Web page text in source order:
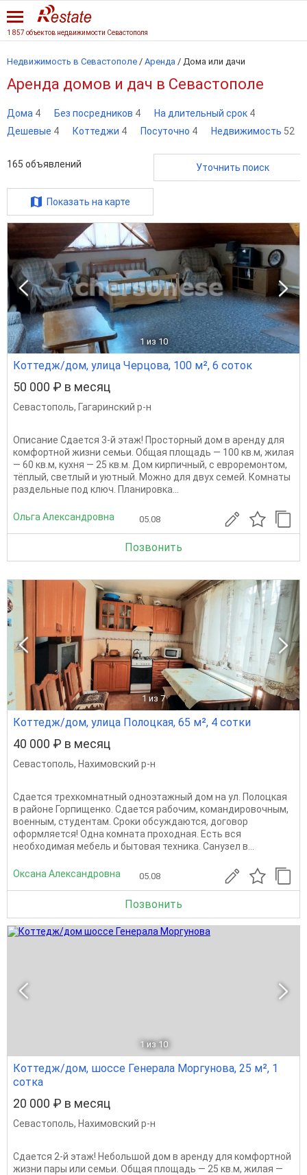
1 857 объектов недвижимости Севастополя
Недвижимость в Севастополе / Аренда / Дома или дачи
Аренда домов и дач в Севастополе
Дома 4 Без посредников 4 На длительный срок 4
Дешевые 4 Коттеджи 4 Посуточно 4 Недвижимость 52
165 объявлений Уточнить поиск
Показать на карте
1 из 10
Коттедж/дом, улица Черцова, 100 м², 6 соток
50 000 ₽ в месяц
Севастополь, Гагаринский р-н
Описание Сдается 3-й этаж! Просторный дом в аренду для
комфортной жизни семьи. Общая площадь — 100 кв.м, жилая
— 60 кв.м, кухня — 25 кв.м. Дом кирпичный, с евроремонтом,
тёплый, светлый и уютный. Можно для двух семей. Комнаты
раздельные под ключ. Планировка...
Ольга Александровна 05.08
Позвонить
1 из 7
Коттедж/дом, улица Полоцкая, 65 м², 4 сотки
40 000 ₽ в месяц
Севастополь, Нахимовский р-н
Сдается трехкомнатный одноэтажный дом на ул. Полоцкая
в районе Горпищенко. Сдается рабочим, командировочным,
военным, студентам. Сроки обсуждаются, договор
оформляется! Одна комната проходная. Есть вся
необходимая мебель и бытовая техника. Санузел в...
Оксана Александровна 05.08
Позвонить
1 из 10
Коттедж/дом, шоссе Генерала Моргунова, 25 м², 1
сотка
20 000 ₽ в месяц
Севастополь, Нахимовский р-н
Сдается 2-й этаж! Небольшой дом в аренду для комфортной
жизни пары или семьи. Общая площадь — 25 кв.м, жилая —